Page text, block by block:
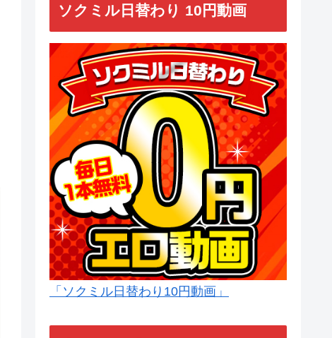
ソクミル日替わり 10円動画
「ソクミル日替わり10円動画」